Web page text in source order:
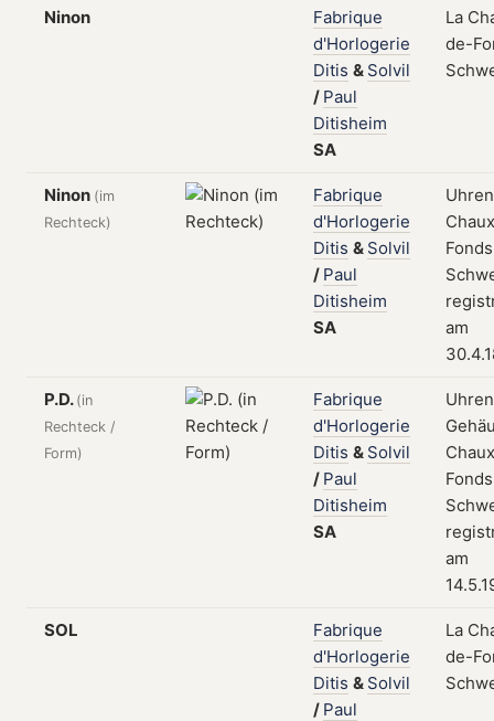
Ninon
Fabrique
d'Horlogerie
Ditis & Solvil
/ Paul
Ditisheim
SA
La
de-
Ninon (im
Rechteck)
Fabrique
d'Horlogerie
Ditis & Solvil
/ Paul
Ditisheim
SA
am
P.D. (in
Rechteck /
Form)
Fabrique
d'Horlogerie
Ditis & Solvil
/ Paul
Ditisheim
SA
am
SOL
Fabrique
d'Horlogerie
Ditis & Solvil
/ Paul
La
de-